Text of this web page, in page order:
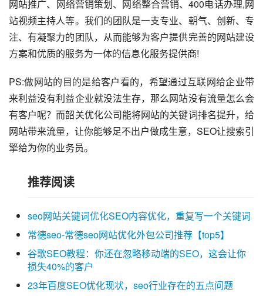
网站推广、网络营销策划、网络整合营销、400电话办理,网
站视频主持人等。我们的团队是一支专业、朝气、创新、专
注、有凝聚力的团队，从而能够为客户提供完善的网站建设
方案和优质的服务为一体的信息化服务提供商!
PS:做网站的目的是给客户看的，希望通过互联网给企业带
来利益没有利益企业就没法生存，那么网站没有流量怎么会
有客户呢？而韶关优化公司能将网站的关键词排名提升，给
网站带来流量，让你能够足不出户做成生意，SEO让搜索引
擎给为你的业务员。
推荐阅读
seo网站关键词优化SEO内容优化，重复写一个关键词
常德seo-常德seo网站优化外包公司推荐【top5】
谷歌SEO教程：你还在忽略移动端的SEO，这会让你
损失40%的客户
23年百度SEO优化现状，seo行业存在的五点问题